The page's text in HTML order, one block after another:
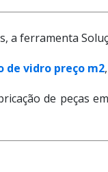
a ferramenta
de vidro preço m2
de peças